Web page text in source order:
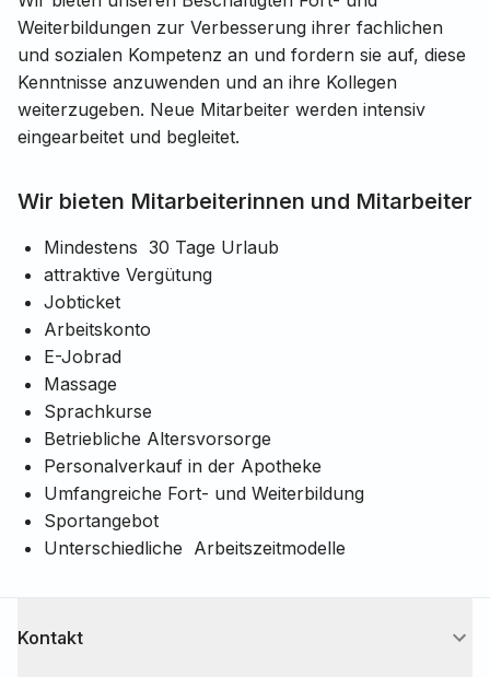
Weiterbildungen zur Verbesserung ihrer fachlichen
und sozialen Kompetenz an und fordern sie auf, diese
Kenntnisse anzuwenden und an ihre Kollegen
weiterzugeben. Neue Mitarbeiter werden intensiv
eingearbeitet und begleitet.
Wir bieten Mitarbeiterinnen und Mitarbeiter
Mindestens 30 Tage Urlaub
attraktive Vergütung
Jobticket
Arbeitskonto
E-Jobrad
Massage
Sprachkurse
Betriebliche Altersvorsorge
Personalverkauf in der Apotheke
Umfangreiche Fort- und Weiterbildung
Sportangebot
Unterschiedliche Arbeitszeitmodelle
Kontakt